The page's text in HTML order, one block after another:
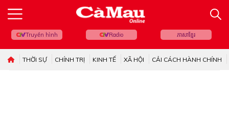
Truyền hình Radio ភាសាខ្មែរ
THỜI SỰ CHÍNH TRỊ KINH TẾ XÃ HỘI CẢI CÁCH HÀNH CHÍNH